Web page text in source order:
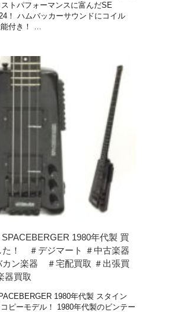
トパフォーマンスに富んだSE
！ ハムバッカーサウンドにコイル
付き！ …
1980年代製 買
た！ ＃デジマート ＃中古楽器
カン楽器 ＃宅配買取 ＃出張買
器買取
1980年代製 スタイン
ピーモデル！ 1980年代製のビンテー